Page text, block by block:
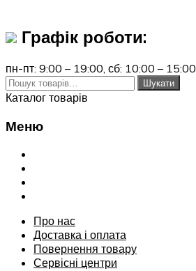
Графік роботи:
пн-пт: 9:00 – 19:00, сб: 10:00 – 15:00
Шукати:
Шукати
Каталог товарів
Меню
Переглянути
Про нас
Доставка і оплата
Повернення товару
Сервісні центри